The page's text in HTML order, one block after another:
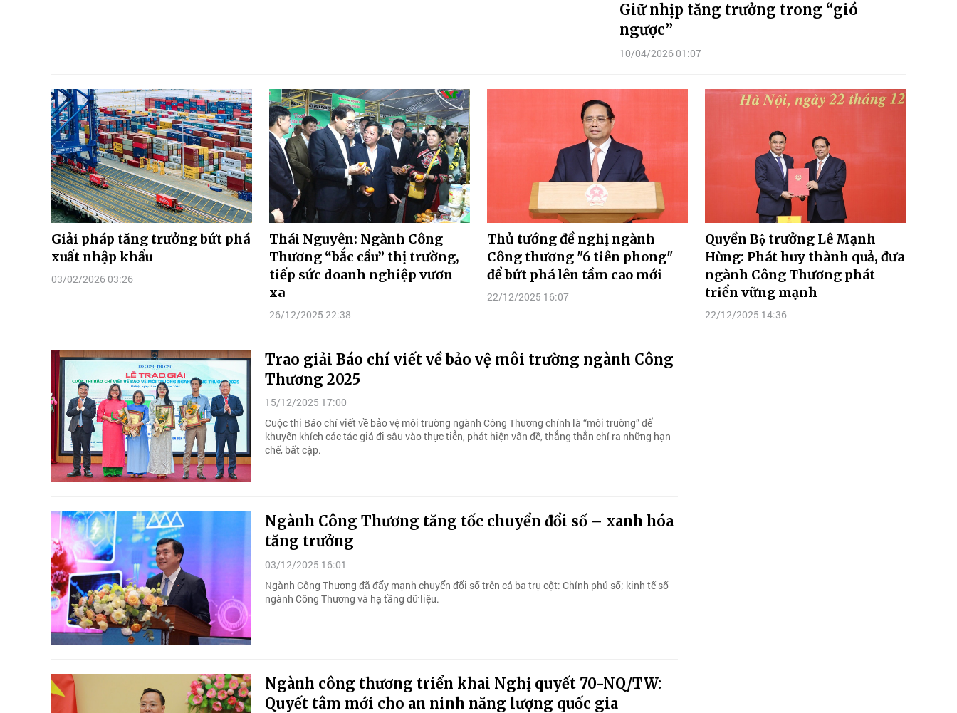
Giữ nhịp tăng trưởng trong “gió
ngược”
10/04/2026 01:07
Giải pháp tăng trưởng bứt phá
xuất nhập khẩu
03/02/2026 03:26
Thái Nguyên: Ngành Công
Thương “bắc cầu” thị trường,
tiếp sức doanh nghiệp vươn
xa
26/12/2025 22:38
Thủ tướng đề nghị ngành
Công thương "6 tiên phong"
để bứt phá lên tầm cao mới
22/12/2025 16:07
Quyền Bộ trưởng Lê Mạnh
Hùng: Phát huy thành quả, đưa
ngành Công Thương phát
triển vững mạnh
22/12/2025 14:36
Trao giải Báo chí viết về bảo vệ môi trường ngành Công
Thương 2025
15/12/2025 17:00
Cuộc thi Báo chí viết về bảo vệ môi trường ngành Công Thương chính là “môi trường” để
khuyến khích các tác giả đi sâu vào thực tiễn, phát hiện vấn đề, thẳng thắn chỉ ra những hạn
chế, bất cập.
Ngành Công Thương tăng tốc chuyển đổi số – xanh hóa
tăng trưởng
03/12/2025 16:01
Ngành Công Thương đã đẩy mạnh chuyển đổi số trên cả ba trụ cột: Chính phủ số; kinh tế số
ngành Công Thương và hạ tầng dữ liệu.
Ngành công thương triển khai Nghị quyết 70-NQ/TW:
Quyết tâm mới cho an ninh năng lượng quốc gia